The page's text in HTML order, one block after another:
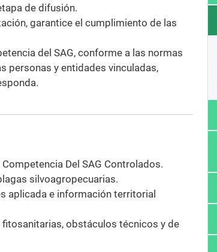
de difusión.
garantice el cumplimiento de las
del SAG, conforme a las normas
personas y entidades vinculadas,
Del SAG Controlados.
silvoagropecuarias.
aplicada e información territorial
obstáculos técnicos y de